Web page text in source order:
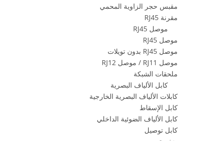
مقبس حجر الزاوية المحمي
مقرنة RJ45
موصل RJ45
موصل RJ45
موصل RJ45 بدون تويلات
موصل RJ11 / موصل RJ12
ملحقات الشبكة
كابل الألياف البصرية
كابلات الألياف البصرية الخارجية
كابل الإسقاط
كابل الألياف الضوئية الداخلي
كابل توصيل